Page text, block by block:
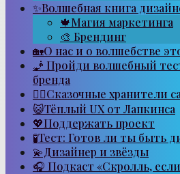
✨Волшебная книга
🍁Магия маркетинга
🎨 Брендинг
🏡О нас и о волшебстве
🧞 Пройди волшебный
бренда
🧙‍♂️Сказочные хранители
😺Тёплый UX от Лапкинса
💖Поддержать проект
🧪Тест: Готов ли ты быть
💫Дизайнер и звёзды
🎧 Подкаст «Скролль,